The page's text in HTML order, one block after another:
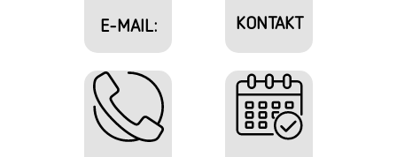
E-MAIL: KONTAKT